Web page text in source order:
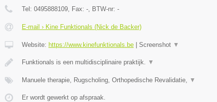
Tel: 0495888109, Fax: -, BTW-nr: -
E-mail › Kine Funktionals (Nick de Backer)
Website: https://www.kinefunktionals.be Screenshot ▼
Funktionals is een multidisciplinaire praktijk. ▼
Manuele therapie, Rugscholing, Orthopedische Revalidatie, ▼
Er wordt gewerkt op afspraak.